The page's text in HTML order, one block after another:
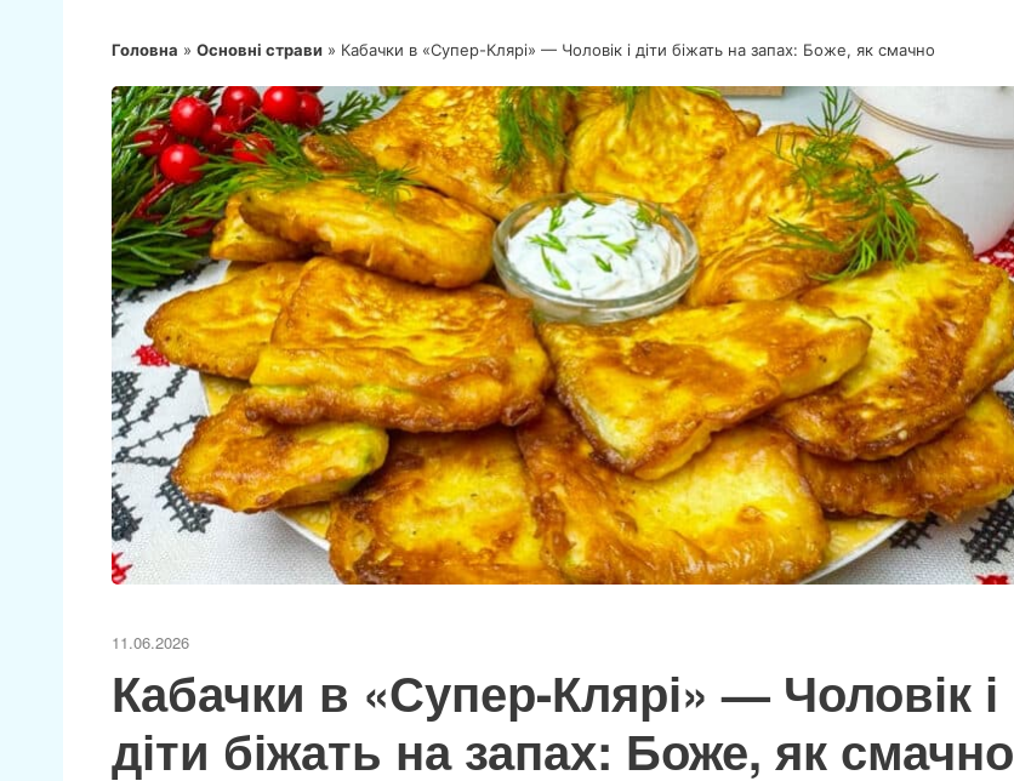
Головна » Основні страви » Кабачки в «Супер-Клярі» — Чоловік і діти біжать на запах: Боже, як смачно
11.06.2026
Кабачки в «Супер-Клярі» — Чоловік і
діти біжать на запах: Боже, як смачно